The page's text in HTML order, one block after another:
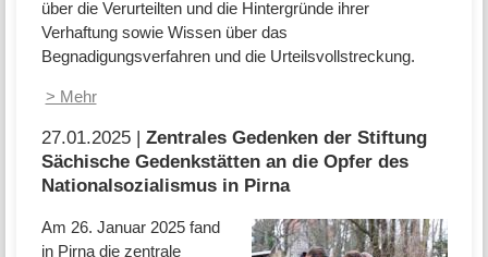
über die Verurteilten und die Hintergründe ihrer
Verhaftung sowie Wissen über das
Begnadigungsverfahren und die Urteilsvollstreckung.
> Mehr
27.01.2025 | Zentrales Gedenken der Stiftung
Sächische Gedenkstätten an die Opfer des
Nationalsozialismus in Pirna
Am 26. Januar 2025 fand
in Pirna die zentrale